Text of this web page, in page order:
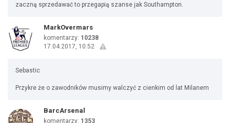
zaczną sprzedawać to przegapią szanse jak Southampton.
MarkOvermars
komentarzy: 10238
17.04.2017, 10:52
Sebastic
Przykre że o zawodników musimy walczyć z cienkim od lat Milanem
BarcArsenal
komentarzy: 1353